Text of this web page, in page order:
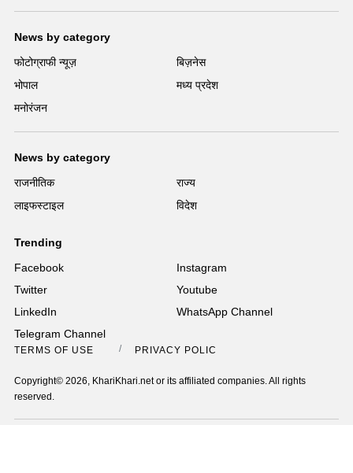
News by category
फोटोग्राफी न्यूज़
बिज़नेस
भोपाल
मध्य प्रदेश
मनोरंजन
News by category
राजनीतिक
राज्य
लाइफस्टाइल
विदेश
Trending
Facebook
Instagram
Twitter
Youtube
LinkedIn
WhatsApp Channel
Telegram Channel
TERMS OF USE PRIVACY POLICY
Copyright© 2026, KhariKhari.net or its affiliated companies. All rights
reserved.